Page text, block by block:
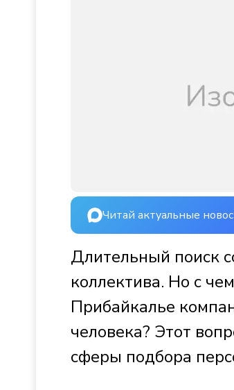
Читай актуальные
Длительный поиск
коллектива. Но с
Прибайкалье
человека? Этот
сферы подбора